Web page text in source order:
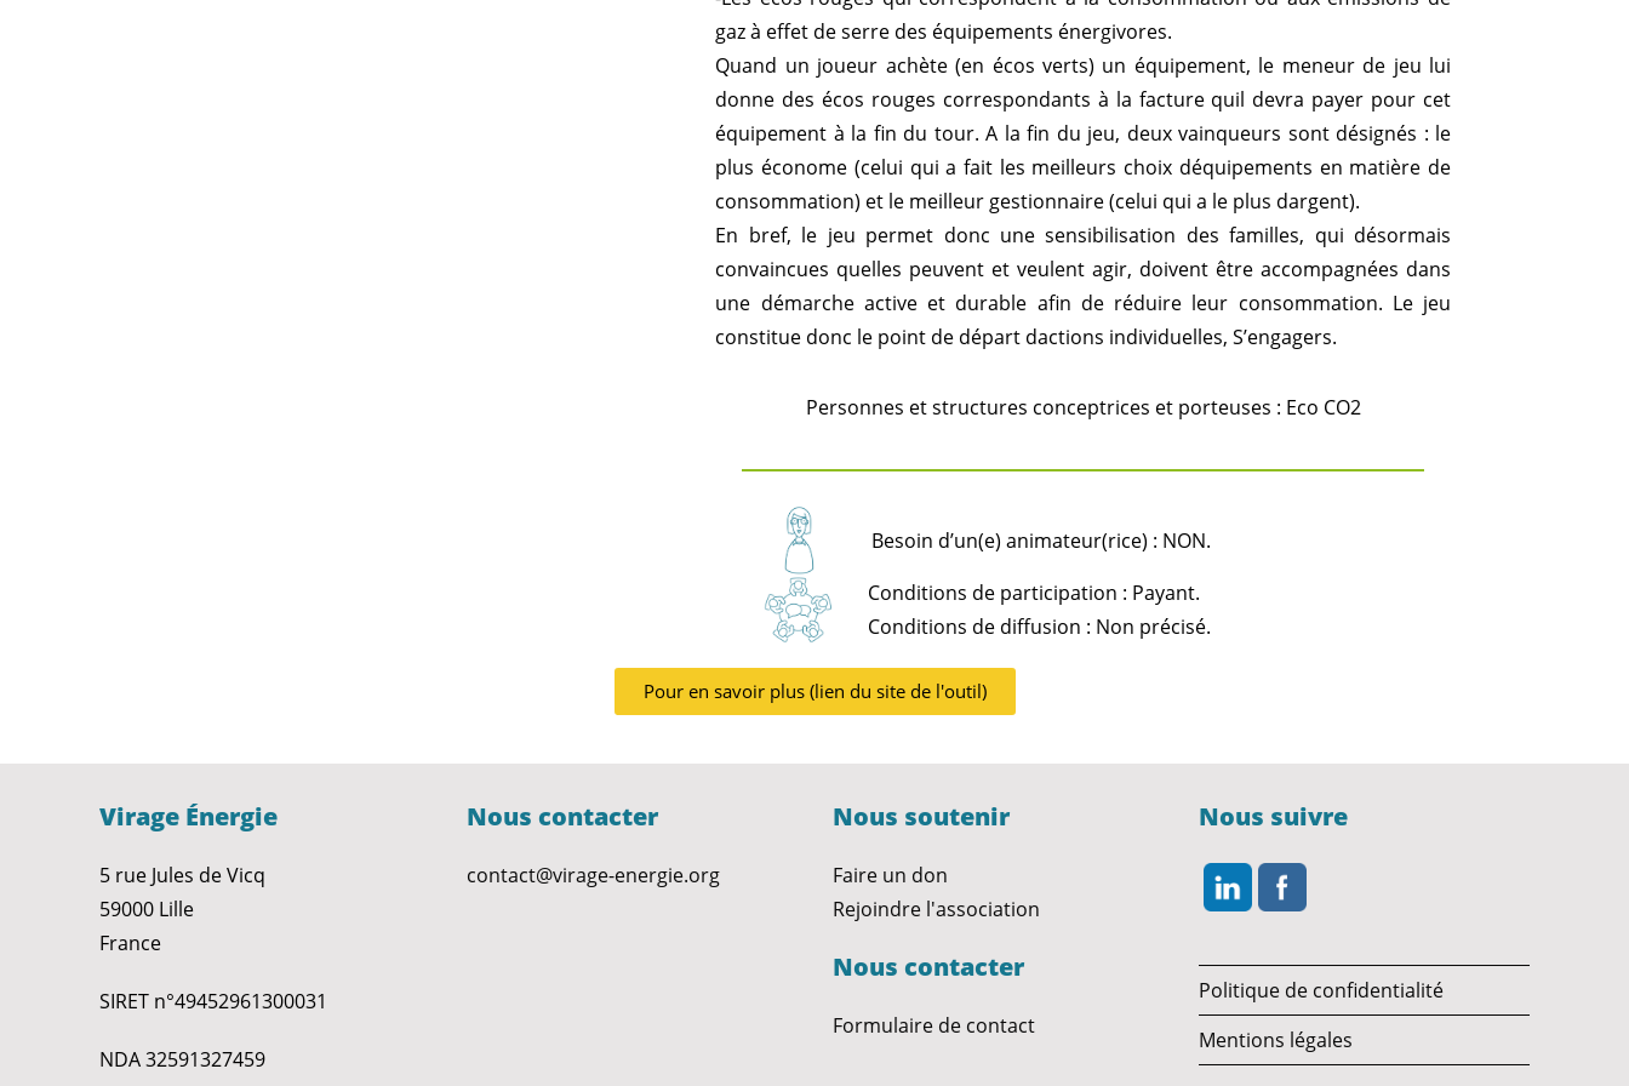
gaz à effet de serre des équipements énergivores.
Quand un joueur achète (en écos verts) un équipement, le meneur de jeu lui
donne des écos rouges correspondants à la facture quil devra payer pour cet
équipement à la fin du tour. A la fin du jeu, deux vainqueurs sont désignés : le
plus économe (celui qui a fait les meilleurs choix déquipements en matière de
consommation) et le meilleur gestionnaire (celui qui a le plus dargent).
En bref, le jeu permet donc une sensibilisation des familles, qui désormais
convaincues quelles peuvent et veulent agir, doivent être accompagnées dans
une démarche active et durable afin de réduire leur consommation. Le jeu
constitue donc le point de départ dactions individuelles, S’engagers.
Personnes et structures conceptrices et porteuses : Eco CO2
Besoin d’un(e) animateur(rice) : NON.
Conditions de participation : Payant.
Conditions de diffusion : Non précisé.
Pour en savoir plus (lien du site de l'outil)
Virage Énergie
5 rue Jules de Vicq
59000 Lille
France
SIRET n°49452961300031
NDA 32591327459
Nous contacter
contact@virage-energie.org
Nous soutenir
Faire un don
Rejoindre l'association
Nous contacter
Formulaire de contact
Nous suivre
Politique de confidentialité
Mentions légales